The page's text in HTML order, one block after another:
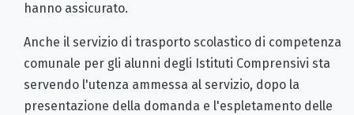
hanno assicurato.
Anche il servizio di trasporto scolastico di competenza
comunale per gli alunni degli Istituti Comprensivi sta
servendo l'utenza ammessa al servizio, dopo la
presentazione della domanda e l'espletamento delle